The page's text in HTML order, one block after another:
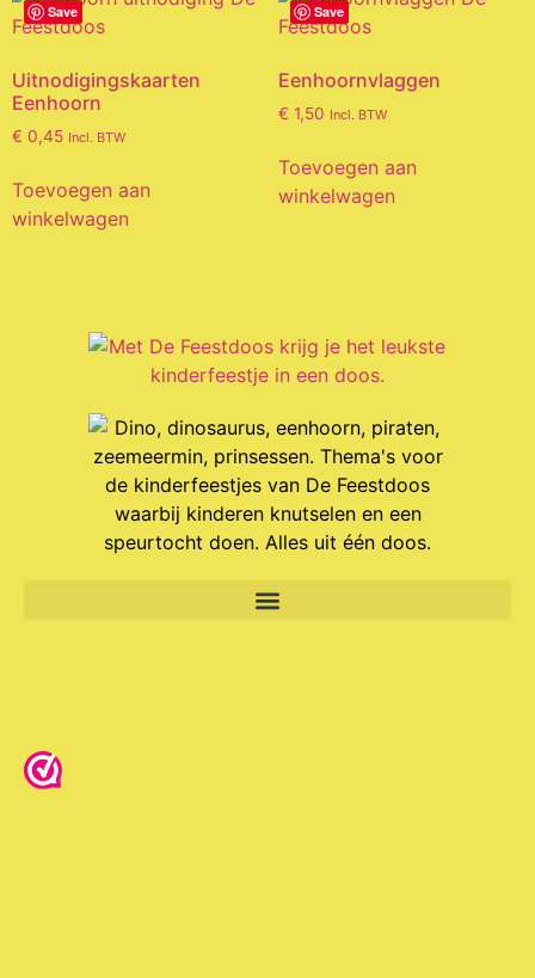
Save
Uitnodigingskaarten
Eenhoorn
€ 0,45 Incl. BTW
Toevoegen aan
winkelwagen
Save
Eenhoornvlaggen
€ 1,50 Incl. BTW
Toevoegen aan
winkelwagen